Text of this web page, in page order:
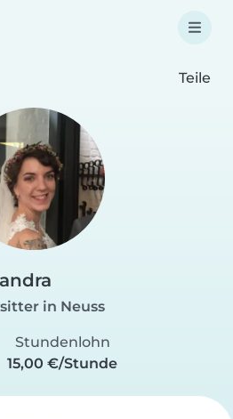
Teile
in Neuss
Stundenlohn
15,00 €/Stunde